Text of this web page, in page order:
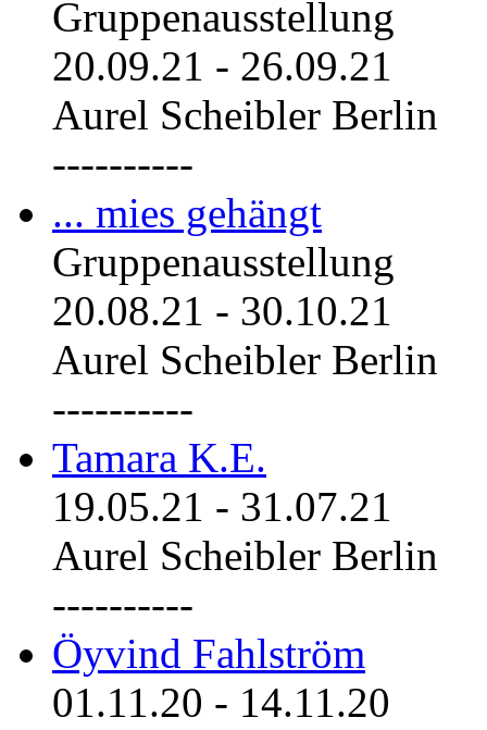
Gruppenausstellung
20.09.21 - 26.09.21
Aurel Scheibler Berlin
----------
... mies gehängt
Gruppenausstellung
20.08.21 - 30.10.21
Aurel Scheibler Berlin
----------
Tamara K.E.
19.05.21 - 31.07.21
Aurel Scheibler Berlin
----------
Öyvind Fahlström
01.11.20 - 14.11.20